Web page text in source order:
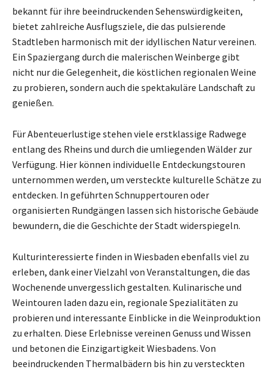
bekannt für ihre beeindruckenden Sehenswürdigkeiten,
bietet zahlreiche Ausflugsziele, die das pulsierende
Stadtleben harmonisch mit der idyllischen Natur vereinen.
Ein Spaziergang durch die malerischen Weinberge gibt
nicht nur die Gelegenheit, die köstlichen regionalen Weine
zu probieren, sondern auch die spektakuläre Landschaft zu
genießen.
Für Abenteuerlustige stehen viele erstklassige Radwege
entlang des Rheins und durch die umliegenden Wälder zur
Verfügung. Hier können individuelle Entdeckungstouren
unternommen werden, um versteckte kulturelle Schätze zu
entdecken. In geführten Schnuppertouren oder
organisierten Rundgängen lassen sich historische Gebäude
bewundern, die die Geschichte der Stadt widerspiegeln.
Kulturinteressierte finden in Wiesbaden ebenfalls viel zu
erleben, dank einer Vielzahl von Veranstaltungen, die das
Wochenende unvergesslich gestalten. Kulinarische und
Weintouren laden dazu ein, regionale Spezialitäten zu
probieren und interessante Einblicke in die Weinproduktion
zu erhalten. Diese Erlebnisse vereinen Genuss und Wissen
und betonen die Einzigartigkeit Wiesbadens. Von
beeindruckenden Thermalbädern bis hin zu versteckten